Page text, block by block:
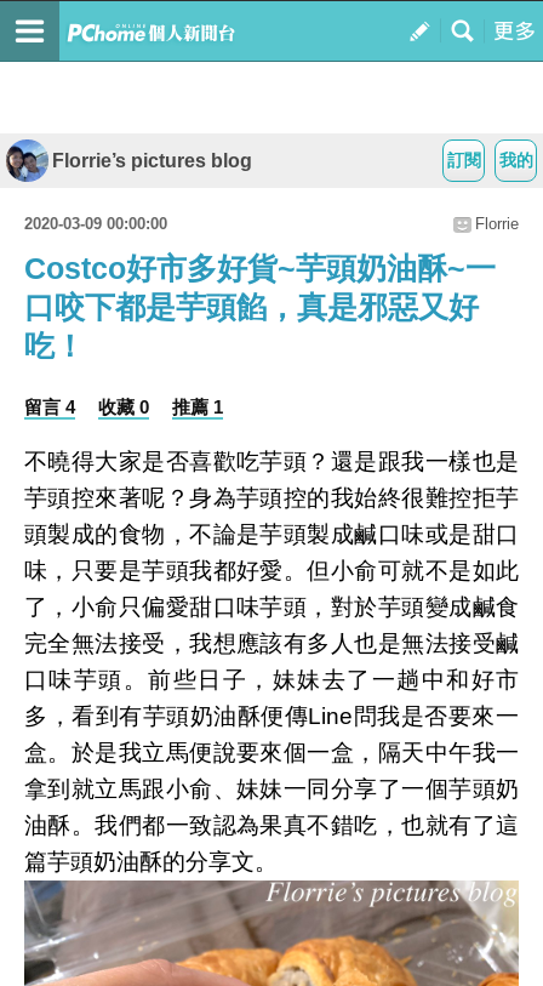
我的
訂閱
Florrie’s pictures blog
2020-03-09 00:00:00 Florrie
Costco好市多好貨~芋頭奶油酥~一
口咬下都是芋頭餡，真是邪惡又好
吃！
留言 4 收藏 0 推薦 1
不曉得大家是否喜歡吃芋頭？還是跟我一樣也是
芋頭控來著呢？身為芋頭控的我始終很難控拒芋
頭製成的食物，不論是芋頭製成鹹口味或是甜口
味，只要是芋頭我都好愛。但小俞可就不是如此
了，小俞只偏愛甜口味芋頭，對於芋頭變成鹹食
完全無法接受，我想應該有多人也是無法接受鹹
口味芋頭。前些日子，妹妹去了一趟中和好市
多，看到有芋頭奶油酥便傳Line問我是否要來一
盒。於是我立馬便說要來個一盒，隔天中午我一
拿到就立馬跟小俞、妹妹一同分享了一個芋頭奶
油酥。我們都一致認為果真不錯吃，也就有了這
篇芋頭奶油酥的分享文。